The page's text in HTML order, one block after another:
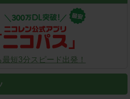
短3分スピード出発！